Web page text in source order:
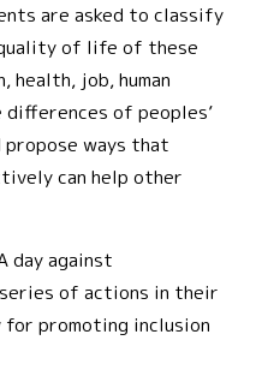
are asked to classify
of life of these
health, job, human
of peoples’
ways that
can help other
day against
of actions in their
for promoting inclusion